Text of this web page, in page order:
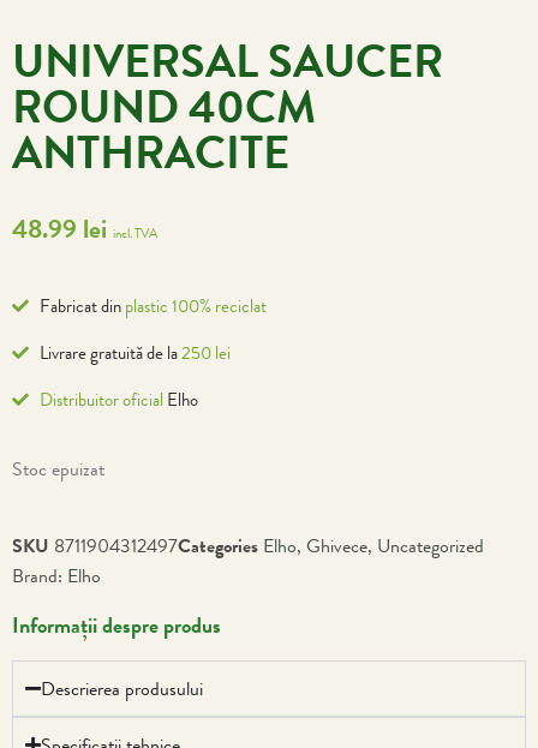
UNIVERSAL SAUCER
ROUND 40CM
ANTHRACITE
48.99 lei incl. TVA
Fabricat dinplastic 100% reciclat
Livrare gratuită de la250 lei
Distribuitor oficial Elho
Stoc epuizat
SKU 8711904312497Categories Elho, Ghivece, Uncategorized
Brand: Elho
Informații despre produs
Descrierea produsului